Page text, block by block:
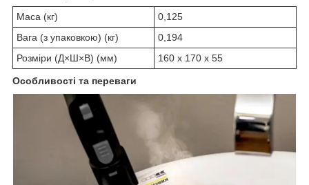
Маса (кг)
0,125
Вага (з упаковкою) (кг)
0,194
Розміри (Д×Ш×В) (мм)
160 x 170 x 55
Особливості та переваги